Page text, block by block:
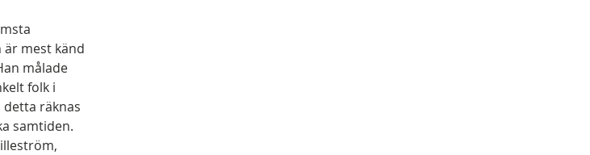
är mest känd
målade
folk i
räknas
samtiden.